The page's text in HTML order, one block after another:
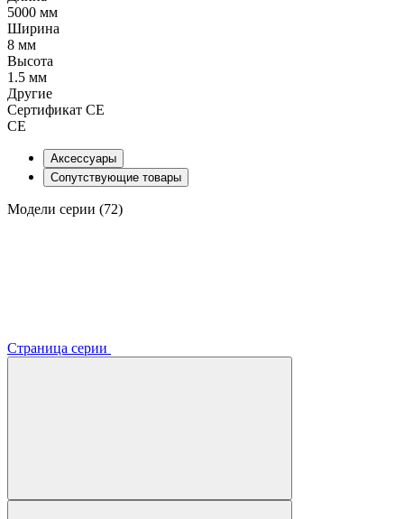
5000 мм
Ширина
8 мм
Высота
1.5 мм
Другие
Сертификат CE
CE
Аксессуары
Сопутствующие товары
Модели серии (72)
Страница серии